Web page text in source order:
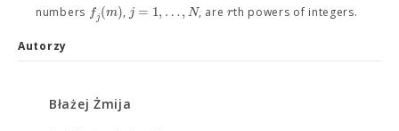
numbers fj(m), j = 1, …,N, arerth powers of integers.
Autorzy
Błażej Żmija